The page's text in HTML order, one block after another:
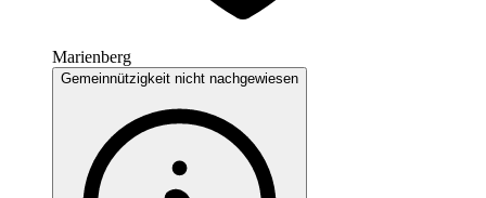
Marienberg
Gemeinnützigkeit nicht nachgewiesen